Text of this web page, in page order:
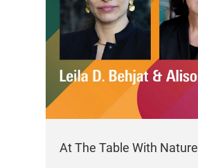
At The Table With Nature